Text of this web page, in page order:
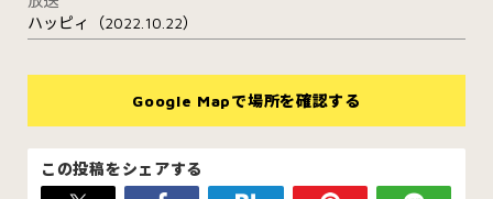
ハッピィ（2022.10.22）
Google Mapで場所を確認する
この投稿をシェアする